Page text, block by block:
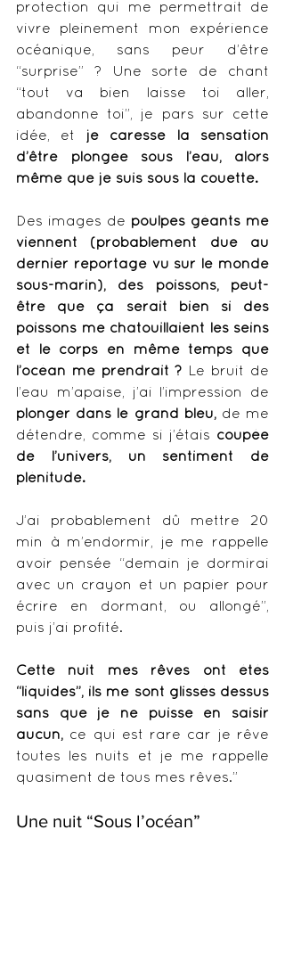
protection qui me permettrait de
vivre pleinement mon expérience
océanique, sans peur d’être
“surprise” ? Une sorte de chant
“tout va bien laisse toi aller,
abandonne toi”, je pars sur cette
idée, et je caresse la sensation
d’être plongée sous l’eau, alors
même que je suis sous la couette.
Des images de poulpes géants me
viennent (probablement due au
dernier reportage vu sur le monde
sous-marin), des poissons, peut-
être que ça serait bien si des
poissons me chatouillaient les seins
et le corps en même temps que
l’océan me prendrait ? Le bruit de
plonger dans le grand bleu, de me
détendre, comme si j’étais coupée
de l’univers, un sentiment de
plénitude.
J’ai probablement dû mettre 20
min à m’endormir, je me rappelle
avoir pensée “demain je dormirai
avec un crayon et un papier pour
écrire en dormant, ou allongé”,
puis j’ai profité.
Cette nuit mes rêves ont étés
“liquides”, ils me sont glissés dessus
sans que je ne puisse en saisir
aucun, ce qui est rare car je rêve
toutes les nuits et je me rappelle
quasiment de tous mes rêves.”
Une nuit “Sous l’océan”